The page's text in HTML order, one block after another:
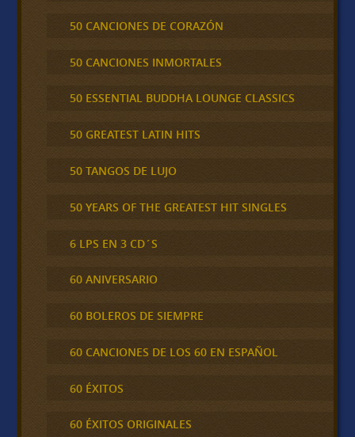
50 CANCIONES DE CORAZÓN
50 CANCIONES INMORTALES
50 ESSENTIAL BUDDHA LOUNGE CLASSICS
50 GREATEST LATIN HITS
50 TANGOS DE LUJO
50 YEARS OF THE GREATEST HIT SINGLES
6 LPS EN 3 CD´S
60 ANIVERSARIO
60 BOLEROS DE SIEMPRE
60 CANCIONES DE LOS 60 EN ESPAÑOL
60 ÉXITOS
60 ÉXITOS ORIGINALES